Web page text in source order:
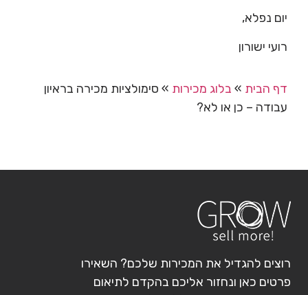
יום נפלא,
רועי ישורון
דף הבית » בלוג מכירות » סימולציות מכירה בראיון
עבודה – כן או לא?
רוצים להגדיל את המכירות שלכם? השאירו
פרטים כאן ונחזור אליכם בהקדם לתיאום